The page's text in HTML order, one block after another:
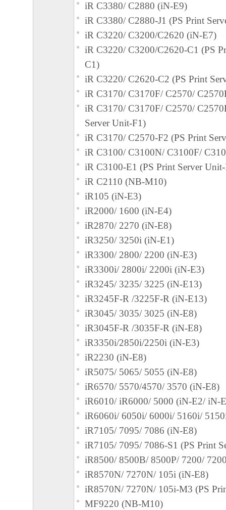
iR C3380/ C2880 (iN-E9)
iR C3380/ C2880-J1 (PS Print
iR C3220/ C3200/C2620 (iN-E7)
iR C3220/ C3200/C2620-C1 (PS
C1)
iR C3220/ C2620-C2 (PS Print
iR C3170/ C3170F/ C2570/
iR C3170/ C3170F/ C2570/
Server Unit-F1)
iR C3170/ C2570-F2 (PS Print
iR C3100/ C3100N/ C3100F/
iR C3100-E1 (PS Print Server
iR C2110 (NB-M10)
iR105 (iN-E3)
iR2000/ 1600 (iN-E4)
iR2870/ 2270 (iN-E8)
iR3250/ 3250i (iN-E1)
iR3300/ 2800/ 2200 (iN-E3)
iR3300i/ 2800i/ 2200i (iN-E3)
iR3245/ 3235/ 3225 (iN-E13)
iR3245F-R /3225F-R (iN-E13)
iR3045/ 3035/ 3025 (iN-E8)
iR3045F-R /3035F-R (iN-E8)
iR3350i/2850i/2250i (iN-E3)
iR2230 (iN-E8)
iR5075/ 5065/ 5055 (iN-E8)
iR6570/ 5570/4570/ 3570 (iN-E8)
iR6010/ iR6000/ 5000 (iN-E2/ iN-
iR6060i/ 6050i/ 6000i/ 5160i/
iR7105/ 7095/ 7086 (iN-E8)
iR7105/ 7095/ 7086-S1 (PS Print
iR8500/ 8500B/ 8500P/ 7200/
iR8570N/ 7270N/ 105i (iN-E8)
iR8570N/ 7270N/ 105i-M3 (PS
MF9220 (NB-M10)